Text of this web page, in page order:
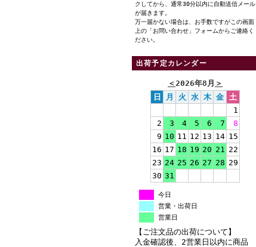
クしてから、通常30分以内に自動送信メール
が届きます。
万一届かない場合は、お手数ですがこの画面
上の「お問い合わせ」フォームからご連絡く
ださい。
出荷予定カレンダー
＜2026年8月 ＞
日
月 火 水 木 金 土
1
2
3 4 5 6 7
8
9 10 11 12 13 14 15
16 17 18 19 20 21 22
23 24 25 26 27 28 29
30 31
今日
営業・出荷日
営業日
【ご注文品の出荷について】
入金確認後、2営業日以内に商品